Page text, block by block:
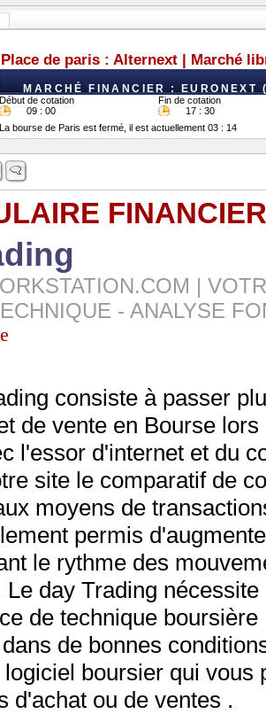
Place de paris : Alternext | Marché
MARCHÉ FINANCIER : EURONEXT
Début de cotation
Fin de cotation
09 : 00
17 : 30
La bourse de Paris est fermé, il est actuellement 03 : 14
|
- ANALYSE
consiste à passer
de vente en Bourse
l'essor d'internet et du
site le comparatif de
moyens de
permis
le rythme des
Le day Trading
de technique
de bonnes
boursier qui vous
d'achat ou de ventes .